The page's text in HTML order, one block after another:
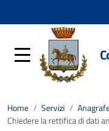
Home / Servizi /
Chiedere la rettifica di dati